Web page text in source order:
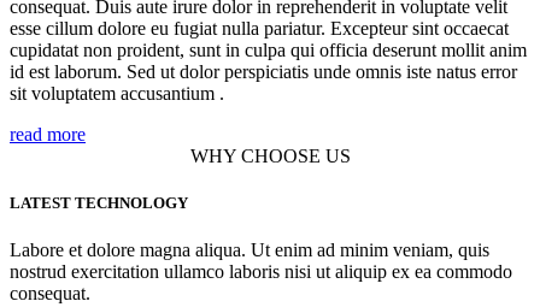
consequat. Duis aute irure dolor in reprehenderit in voluptate velit
esse cillum dolore eu fugiat nulla pariatur. Excepteur sint occaecat
cupidatat non proident, sunt in culpa qui officia deserunt mollit anim
id est laborum. Sed ut dolor perspiciatis unde omnis iste natus error
sit voluptatem accusantium .
read more
WHYCHOOSE US
LATEST TECHNOLOGY
Labore et dolore magna aliqua. Ut enim ad minim veniam, quis
nostrud exercitation ullamco laboris nisi ut aliquip ex ea commodo
consequat.